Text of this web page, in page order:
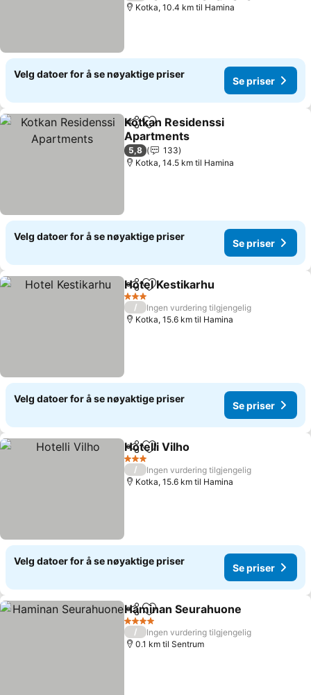
Kotka, 10.4 km til Hamina
Velg datoer for å se nøyaktige priser
Se priser
Del Legg til i favoritter
Kotkan Residenssi
Apartments
5,8
133
Kotka, 14.5 km til Hamina
Velg datoer for å se nøyaktige priser
Se priser
Del Legg til i favoritter
Hotel Kestikarhu
3 Stjerner
/
Ingen vurdering tilgjengelig
Kotka, 15.6 km til Hamina
Velg datoer for å se nøyaktige priser
Se priser
Del Legg til i favoritter
Hotelli Vilho
3 Stjerner
/
Ingen vurdering tilgjengelig
Kotka, 15.6 km til Hamina
Velg datoer for å se nøyaktige priser
Se priser
Del Legg til i favoritter
Haminan Seurahuone
4 Stjerner
/
Ingen vurdering tilgjengelig
0.1 km til Sentrum